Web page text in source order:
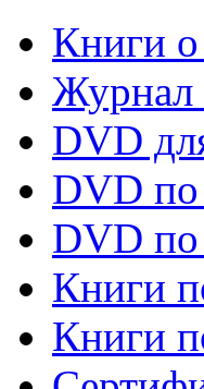
Книги
Журнал
DVD
DVD по
DVD
Книги
Книги